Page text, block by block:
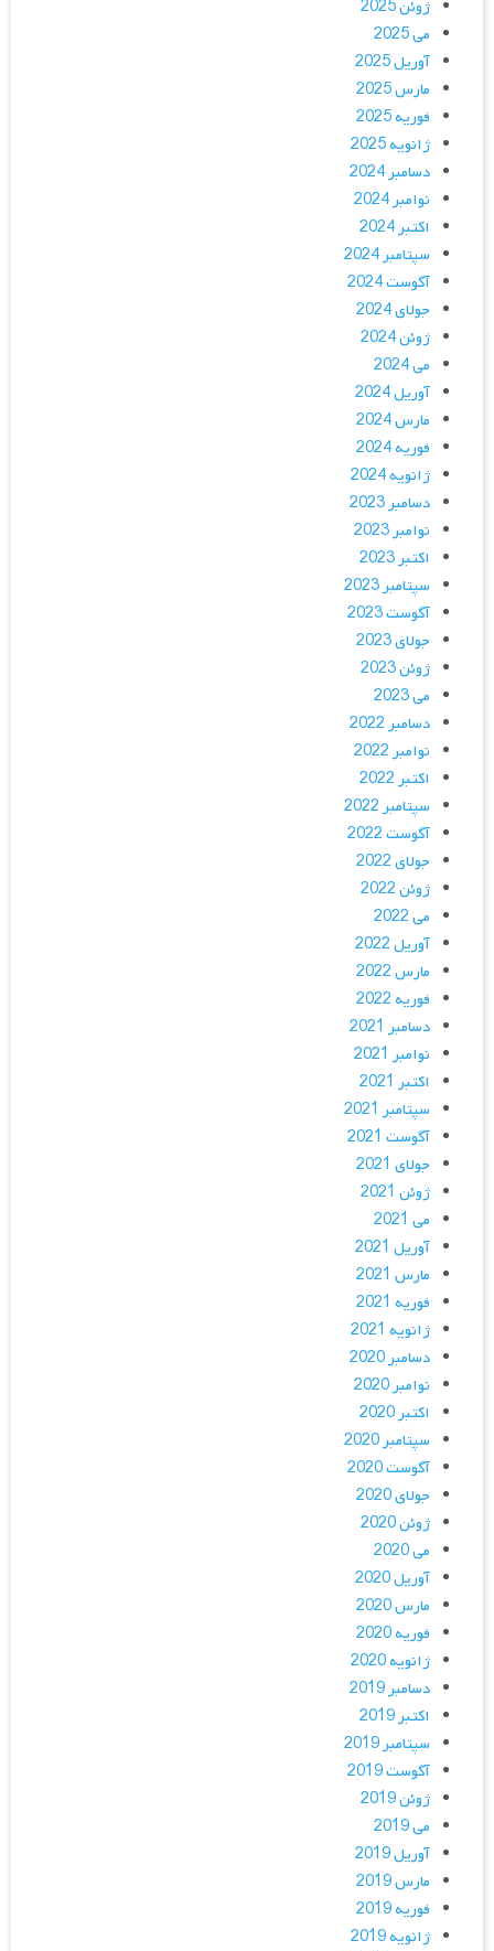
ژوئن 2025
می 2025
آوریل 2025
مارس 2025
فوریه 2025
ژانویه 2025
دسامبر 2024
نوامبر 2024
اکتبر 2024
سپتامبر 2024
آگوست 2024
جولای 2024
ژوئن 2024
می 2024
آوریل 2024
مارس 2024
فوریه 2024
ژانویه 2024
دسامبر 2023
نوامبر 2023
اکتبر 2023
سپتامبر 2023
آگوست 2023
جولای 2023
ژوئن 2023
می 2023
دسامبر 2022
نوامبر 2022
اکتبر 2022
سپتامبر 2022
آگوست 2022
جولای 2022
ژوئن 2022
می 2022
آوریل 2022
مارس 2022
فوریه 2022
دسامبر 2021
نوامبر 2021
اکتبر 2021
سپتامبر 2021
آگوست 2021
جولای 2021
ژوئن 2021
می 2021
آوریل 2021
مارس 2021
فوریه 2021
ژانویه 2021
دسامبر 2020
نوامبر 2020
اکتبر 2020
سپتامبر 2020
آگوست 2020
جولای 2020
ژوئن 2020
می 2020
آوریل 2020
مارس 2020
فوریه 2020
ژانویه 2020
دسامبر 2019
اکتبر 2019
سپتامبر 2019
آگوست 2019
ژوئن 2019
می 2019
آوریل 2019
مارس 2019
فوریه 2019
ژانویه 2019